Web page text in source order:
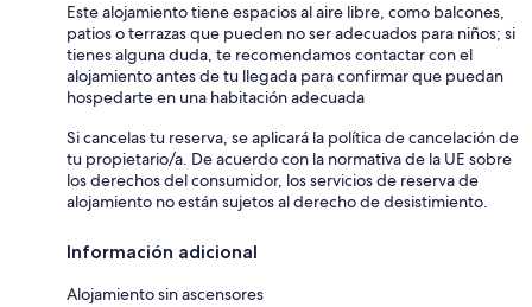
Este alojamiento tiene espacios al aire libre, como balcones,
patios o terrazas que pueden no ser adecuados para niños; si
tienes alguna duda, te recomendamos contactar con el
alojamiento antes de tu llegada para confirmar que puedan
hospedarte en una habitación adecuada
Si cancelas tu reserva, se aplicará la política de cancelación de
tu propietario/a. De acuerdo con la normativa de la UE sobre
los derechos del consumidor, los servicios de reserva de
alojamiento no están sujetos al derecho de desistimiento.
Información adicional
Alojamiento sin ascensores